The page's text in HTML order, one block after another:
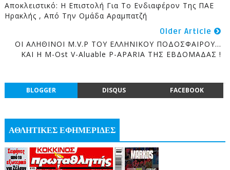
Αποκλειστικό: Η Επιστολή Για Το Ενδιαφέρον Της ΠΑΕ
Ηρακλής , Από Την Ομάδα Αραμπατζή
Older Article
ΟΙ ΑΛΗΘΙΝΟΙ M.V.P ΤΟΥ ΕΛΛΗΝΙΚΟΥ ΠΟΔΟΣΦΑΙΡΟΥ...
ΚΑΙ Η M-Ost V-Aluable P-APARIA ΤΗΣ ΕΒΔΟΜΑΔΑΣ !
BLOGGER DISQUS FACEBOOK
ΑΘΛΗΤΙΚΕΣ ΕΦΗΜΕΡΙΔΕΣ